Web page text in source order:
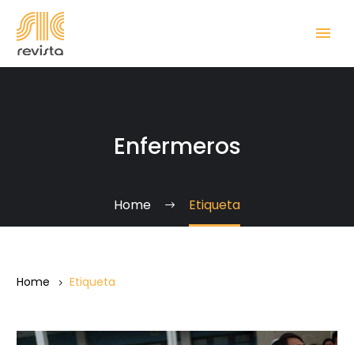
Enfermeros
Home Etiqueta
Home Etiqueta
Enfermeros